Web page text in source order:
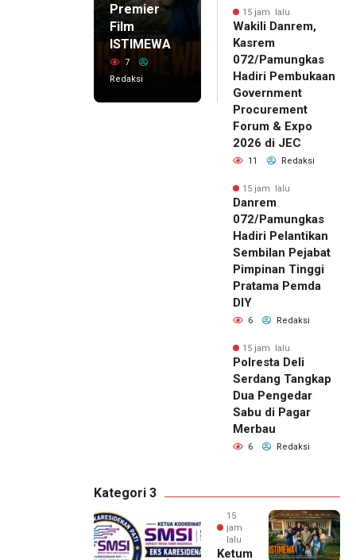
Premier
Film
ISTIMEWA
7
Redaksi
15 jam lalu
Wakili Danrem,
Kasrem
072/Pamungkas
Hadiri Pembukaan
Government
Procurement
Forum & Expo
2026 di JEC
11 Redaksi
15 jam lalu
Danrem
072/Pamungkas
Hadiri Pelantikan
Sembilan Pejabat
Pimpinan Tinggi
Pratama Pemda
DIY
6 Redaksi
15 jam lalu
Polresta Deli
Serdang Tangkap
Dua Pengedar
Sabu di Pagar
Merbau
6 Redaksi
Kategori 3
15
jam
lalu
Ketum